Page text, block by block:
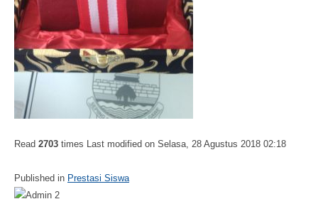
Read 2703 times Last modified on Selasa, 28 Agustus 2018 02:18
Published in Prestasi Siswa